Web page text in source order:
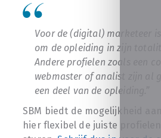
Voor de (digital) marketeer is
om de opleiding in zijn
Andere profielen zoals een
webmaster of analist zijn al
een deel van de opleiding.”
SBM biedt de mogelijkheid
hier flexibel de juiste profielen